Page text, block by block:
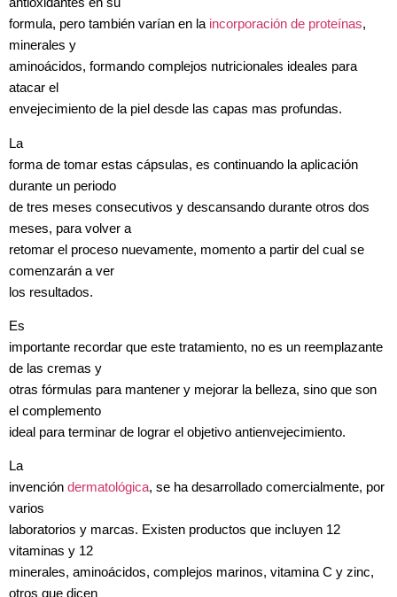
antioxidantes en su
formula, pero también varían en laincorporación de proteínas,
minerales y
aminoácidos, formando complejos nutricionales ideales para
atacar el
envejecimiento de la piel desde las capas mas profundas.
La
forma de tomar estas cápsulas, es continuando la aplicación
durante un periodo
de tres meses consecutivos y descansando durante otros dos
meses, para volver a
retomar el proceso nuevamente, momento a partir del cual se
comenzarán a ver
los resultados.
Es
importante recordar que este tratamiento, no es un reemplazante
de las cremas y
otras fórmulas para mantener y mejorar la belleza, sino que son
el complemento
ideal para terminar de lograr el objetivo antienvejecimiento.
La
invención dermatológica, se ha desarrollado comercialmente, por
varios
laboratorios y marcas. Existen productos que incluyen 12
vitaminas y 12
minerales, aminoácidos, complejos marinos, vitamina C y zinc,
otros que dicen